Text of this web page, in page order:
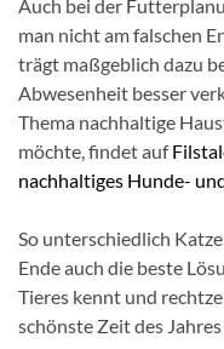
Auch bei der
man nicht am falschen
trägt maßgeblich dazu
Abwesenheit besser
Thema nachhaltige
möchte, findet auf
nachhaltiges Hunde-
So unterschiedlich
Ende auch die beste
Tieres kennt und
schönste Zeit des